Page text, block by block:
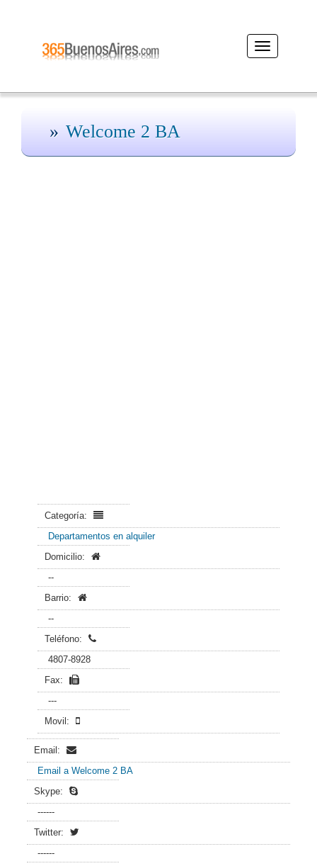
Desplegar
navegación
Welcome 2 BA
Categoría:
Departamentos en alquiler
Domicilio:
--
Barrio:
--
Teléfono:
4807-8928
Fax:
---
Movil:
Email:
Email a Welcome 2 BA
Skype:
------
Twitter:
------